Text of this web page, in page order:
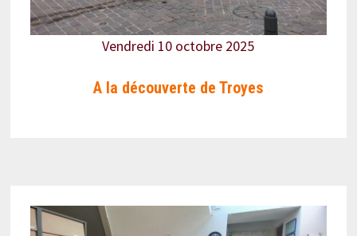
Vendredi 10 octobre 2025
A la découverte de Troyes